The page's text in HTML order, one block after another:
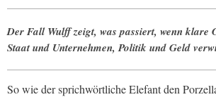
Der Fall Wulff zeigt, was passiert, wenn klare
Staat und Unternehmen, Politik und Geld
So wie der sprichwörtliche Elefant den